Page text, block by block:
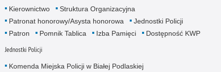
Kierownictwo
Struktura Organizacyjna
Patronat honorowy/Asysta honorowa
Jednostki Policji
Patron
Pomnik Tablica Izba Pamięci Dostępność KWP
Jednostki Policji
Komenda Miejska Policji w Białej Podlaskiej